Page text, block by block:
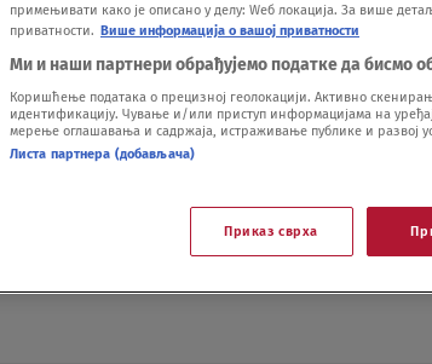
NAJNOVIJE VESTI SHOW SPORT
примењивати како је описано у делу: Wеб локација. За више
приватности. Више информација о вашој приватности
Ми и наши партнери обрађујемо податке да бисмо
Коришћење података о прецизној геолокацији. Активно
идентификацију. Чување и/или приступ информацијама на
мерење оглашавања и садржаја, истраживање публике и развој
Листа партнера (добављача)
Приказ сврха